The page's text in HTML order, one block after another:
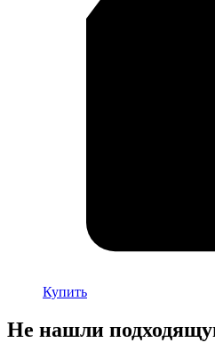
Купить
Не нашли